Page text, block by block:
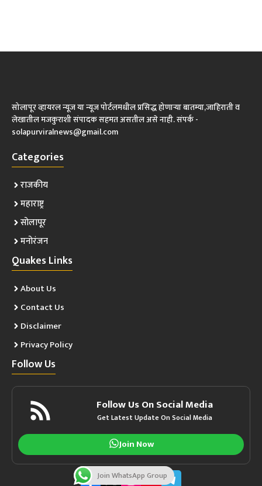
सोलापूर व्हायरल न्यूज या न्यूज पोर्टलमधील प्रसिद्ध होणाऱ्या बातम्या,जाहिराती व
लेखातील मजकुराशी संपादक सहमत असतील असे नाही. संपर्क -
solapurviralnews@gmail.com
Categories
राजकीय
महाराष्ट्र
सोलापूर
मनोरंजन
Quakes Links
About Us
Contact Us
Disclaimer
Privacy Policy
Follow Us
Follow Us On Social Media
Get Latest Update On Social Media
Join Now
Join WhatsApp Group